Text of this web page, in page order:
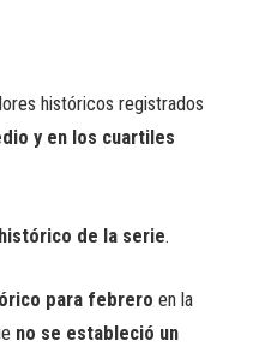
históricos registrados
y en los cuartiles
de la serie.
para febrero en la
no se estableció un